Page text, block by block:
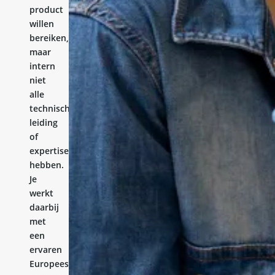
product
willen
bereiken,
maar
intern
niet
alle
technische
leiding
of
expertise
hebben.
Je
werkt
daarbij
met
een
ervaren
Europees